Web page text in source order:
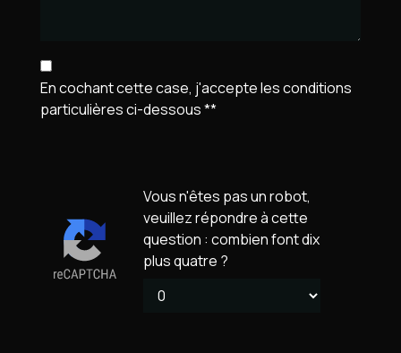
En cochant cette case, j'accepte les conditions
particulières ci-dessous **
Vous n'êtes pas un robot,
veuillez répondre à cette
question : combien font dix
plus quatre ?